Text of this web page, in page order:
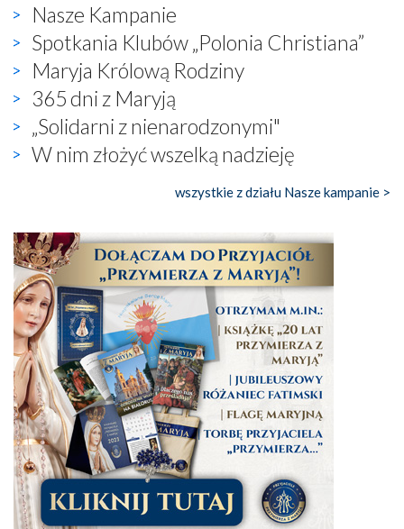
Nasze Kampanie
Spotkania Klubów „Polonia Christiana”
Maryja Królową Rodziny
365 dni z Maryją
„Solidarni z nienarodzonymi"
W nim złożyć wszelką nadzieję
wszystkie z działu Nasze kampanie >